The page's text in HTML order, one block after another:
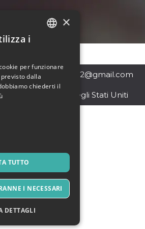
York,jamesfidler22@gmail.com
minori esterne degli Stati Uniti
×
i
per funzionare
dalla
chiederti il
TUTTO
I NECESSARI
DETTAGLI